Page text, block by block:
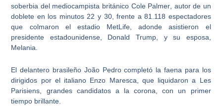
soberbia del mediocampista británico Cole Palmer , autor de un
doblete en los minutos 22 y 30, frente a 81.118 espectadores
que colmaron el estadio MetLife, adonde asistieron el
presidente estadounidense, Donald Trump, y su esposa,
Melania.
Eldelantero brasileño João Pedrocompletó la faena para los
dirigidos por el italiano Enzo Maresca, que liquidaron a Les
Parisiens, grandes candidatos a la corona, con un primer
tiempo brillante.